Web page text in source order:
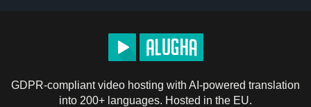
GDPR-compliant video hosting with AI-powered translation
into 200+ languages. Hosted in the EU.